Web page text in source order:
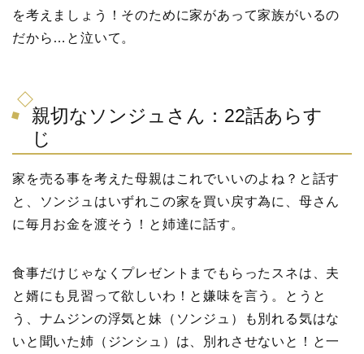
を考えましょう！そのために家があって家族がいるの
だから…と泣いて。
親切なソンジュさん：22話あらす
じ
家を売る事を考えた母親はこれでいいのよね？と話す
と、ソンジュはいずれこの家を買い戻す為に、母さん
に毎月お金を渡そう！と姉達に話す。
食事だけじゃなくプレゼントまでもらったスネは、夫
と婿にも見習って欲しいわ！と嫌味を言う。とうと
う、ナムジンの浮気と妹（ソンジュ）も別れる気はな
いと聞いた姉（ジンシュ）は、別れさせないと！と一